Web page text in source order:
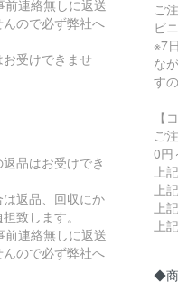
連絡無しに返送
ので必ず弊社へ
お受けできませ
品はお受けでき
返品、回収にか
致します。
連絡無しに返送
ので必ず弊社へ
ご
ビ
※7
な
す
【
ご
0円
上
上
上
上
◆